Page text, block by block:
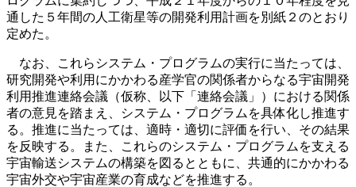
通した５年間の人工衛星等の開発利用計画を別紙２のとおり
定めた。
なお、これらシステム・プログラムの実行に当たっては、
研究開発や利用にかかわる産学官の関係者からなる宇宙開発
利用推進連絡会議（仮称、以下「連絡会議」）における関係
者の意見を踏まえ、システム・プログラムを具体化し推進す
る。推進に当たっては、適時・適切に評価を行い、その結果
を反映する。また、これらのシステム・プログラムを支える
宇宙輸送システムの構築を図るとともに、共通的にかかわる
宇宙外交や宇宙産業の育成などを推進する。